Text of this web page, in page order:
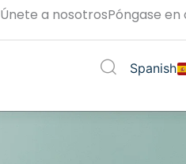
Únete a nosotrosPóngase
Spanish